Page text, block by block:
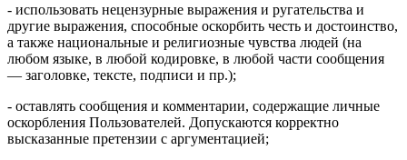
- использовать нецензурные выражения и ругательства и
другие выражения, способные оскорбить честь и достоинство,
а также национальные и религиозные чувства людей (на
любом языке, в любой кодировке, в любой части сообщения
— заголовке, тексте, подписи и пр.);
- оставлять сообщения и комментарии, содержащие личные
оскорбления Пользователей. Допускаются корректно
высказанные претензии с аргументацией;